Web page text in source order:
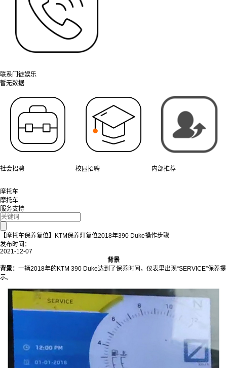
联系门徒娱乐
暂无数据
社会招聘 校园招聘 内部推荐
摩托车
摩托车
服务支持
【摩托车保养复位】KTM保养灯复位2018年390 Duke操作步骤
发布时间：
2021-12-07
背景
背景： 一辆2018年的KTM 390 Duke达到了保养时间，仪表里出现“SERVICE”保养提
示。